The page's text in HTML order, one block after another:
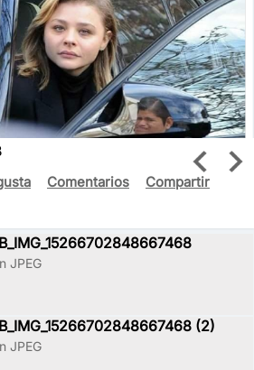
Comentarios
Compartir
JPEG
(2)
JPEG